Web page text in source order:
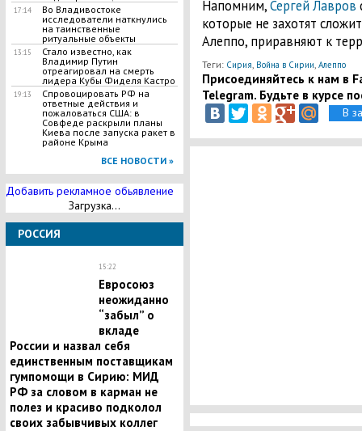
17:14
Во Владивостоке
исследователи наткнулись
на таинственные
ритуальные объекты
13:15
Стало известно, как
Владимир Путин
отреагировал на смерть
лидера Кубы Фиделя Кастро
19:13
Спровоцировать РФ на
ответные действия и
пожаловаться США: в
Совфеде раскрыли планы
Киева после запуска ракет в
районе Крыма
ВСЕ НОВОСТИ »
Добавить рекламное обьявление
Загрузка...
РОССИЯ
15:22
Евросоюз
неожиданно
“забыл” о
вкладе
России и назвал себя
единственным поставщикам
гумпомощи в Сирию: МИД
РФ за словом в карман не
полез и красиво подколол
своих забывчивых коллег
Напомним,Сергей Лавров
которые не захотят
Алеппо, приравняют к
Теги: Сирия Война в Сирии Алеппо
Присоединяйтесь к нам в
Telegram. Будьте в курсе
В